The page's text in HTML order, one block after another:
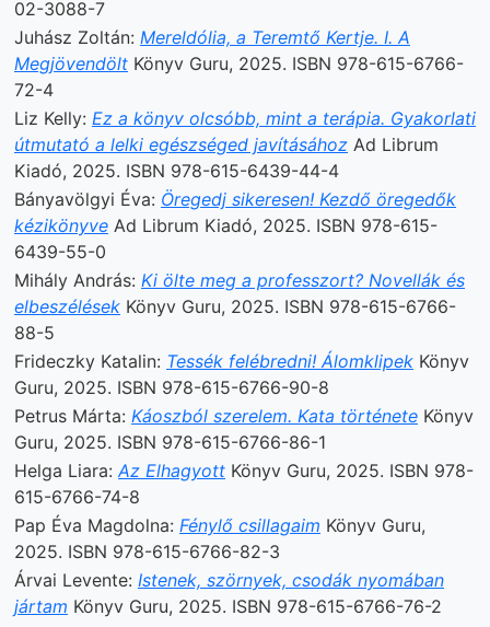
02-3088-7
Juhász Zoltán: Mereldólia, a Teremtő Kertje. I. A
Megjövendölt Könyv Guru, 2025. ISBN 978-615-6766-
72-4
Liz Kelly: Ez a könyv olcsóbb, mint a terápia. Gyakorlati
útmutató a lelki egészséged javításához Ad Librum
Kiadó, 2025. ISBN 978-615-6439-44-4
Bányavölgyi Éva: Öregedj sikeresen! Kezdő öregedők
kézikönyve Ad Librum Kiadó, 2025. ISBN 978-615-
6439-55-0
Mihály András: Ki ölte meg a professzort? Novellák és
elbeszélések Könyv Guru, 2025. ISBN 978-615-6766-
88-5
Frideczky Katalin: Tessék felébredni! Álomklipek Könyv
Guru, 2025. ISBN 978-615-6766-90-8
Petrus Márta: Káoszból szerelem. Kata története Könyv
Guru, 2025. ISBN 978-615-6766-86-1
Helga Liara:Az Elhagyott Könyv Guru, 2025. ISBN 978-
615-6766-74-8
Pap Éva Magdolna: Fénylő csillagaim Könyv Guru,
2025. ISBN 978-615-6766-82-3
Árvai Levente: Istenek, szörnyek, csodák nyomában
jártam Könyv Guru, 2025. ISBN 978-615-6766-76-2